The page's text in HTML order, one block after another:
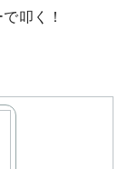
叩く！